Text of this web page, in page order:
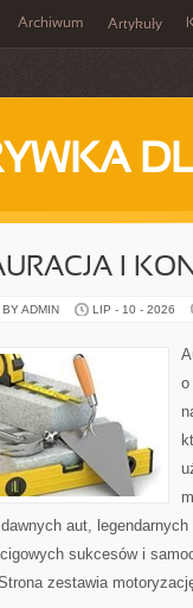
Archiwum Artykuły
I
ADMIN LIP - 10 - 2026
o
aut,
sukcesów i
zestawia